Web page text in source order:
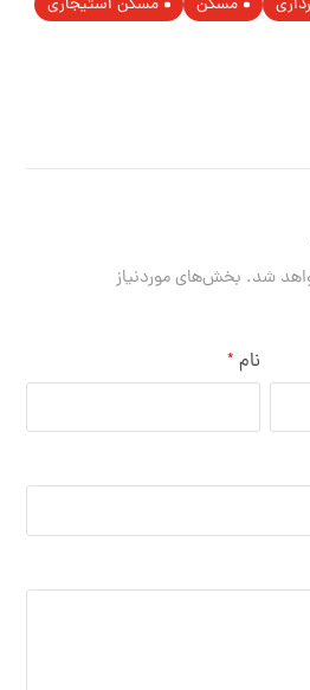
مسکن
مسکن استیجاری
شد. بخش‌های موردنیاز
نام *